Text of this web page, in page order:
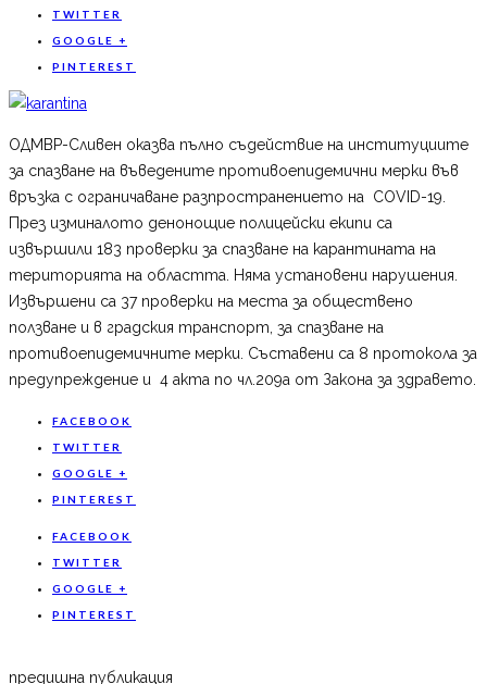
TWITTER
GOOGLE +
PINTEREST
ОДМВР-Сливен оказва пълно съдействие на институциите
за спазване на въведените противоепидемични мерки във
връзка с ограничаване разпространението на COVID-19.
През изминалото денонощие полицейски екипи са
извършили 183 проверки за спазване на карантината на
територията на областта. Няма установени нарушения.
Извършени са 37 проверки на места за обществено
ползване и в градския транспорт, за спазване на
противоепидемичните мерки. Съставени са 8 протокола за
предупреждение и 4 акта по чл.209а от Закона за здравето.
FACEBOOK
TWITTER
GOOGLE +
PINTEREST
FACEBOOK
TWITTER
GOOGLE +
PINTEREST
предишна публикация